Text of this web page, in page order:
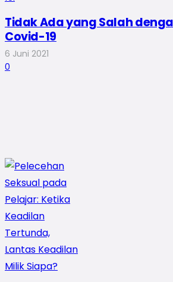
Tidak Ada yang Salah
Covid-19
6 Juni 2021
0